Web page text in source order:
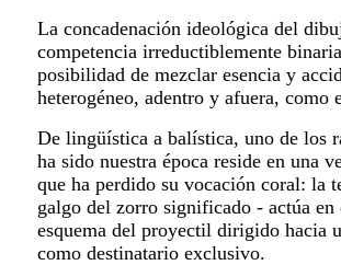
La concadenación ideológica del
competencia irreductiblemente
posibilidad de mezclar esencia y
heterogéneo, adentro y afuera, como
De lingüística a balística, uno de los
ha sido nuestra época reside en una
que ha perdido su vocación coral: la
galgo del zorro significado - actúa
esquema del proyectil dirigido hacia
como destinatario exclusivo.